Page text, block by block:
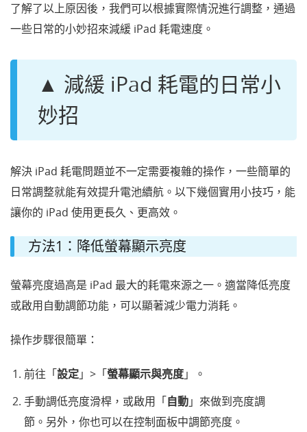
了解了以上原因後，我們可以根據實際情況進行調整，通過
一些日常的小妙招來減緩 iPad 耗電速度。
▲ 減緩 iPad 耗電的日常小
妙招
解決 iPad 耗電問題並不一定需要複雜的操作，一些簡單的
日常調整就能有效提升電池續航。以下幾個實用小技巧，能
讓你的 iPad 使用更長久、更高效。
方法1：降低螢幕顯示亮度
螢幕亮度過高是 iPad 最大的耗電來源之一。適當降低亮度
或啟用自動調節功能，可以顯著減少電力消耗。
操作步驟很簡單：
前往「設定」>「螢幕顯示與亮度」。
手動調低亮度滑桿，或啟用「自動」來做到亮度調
節。另外，你也可以在控制面板中調節亮度。